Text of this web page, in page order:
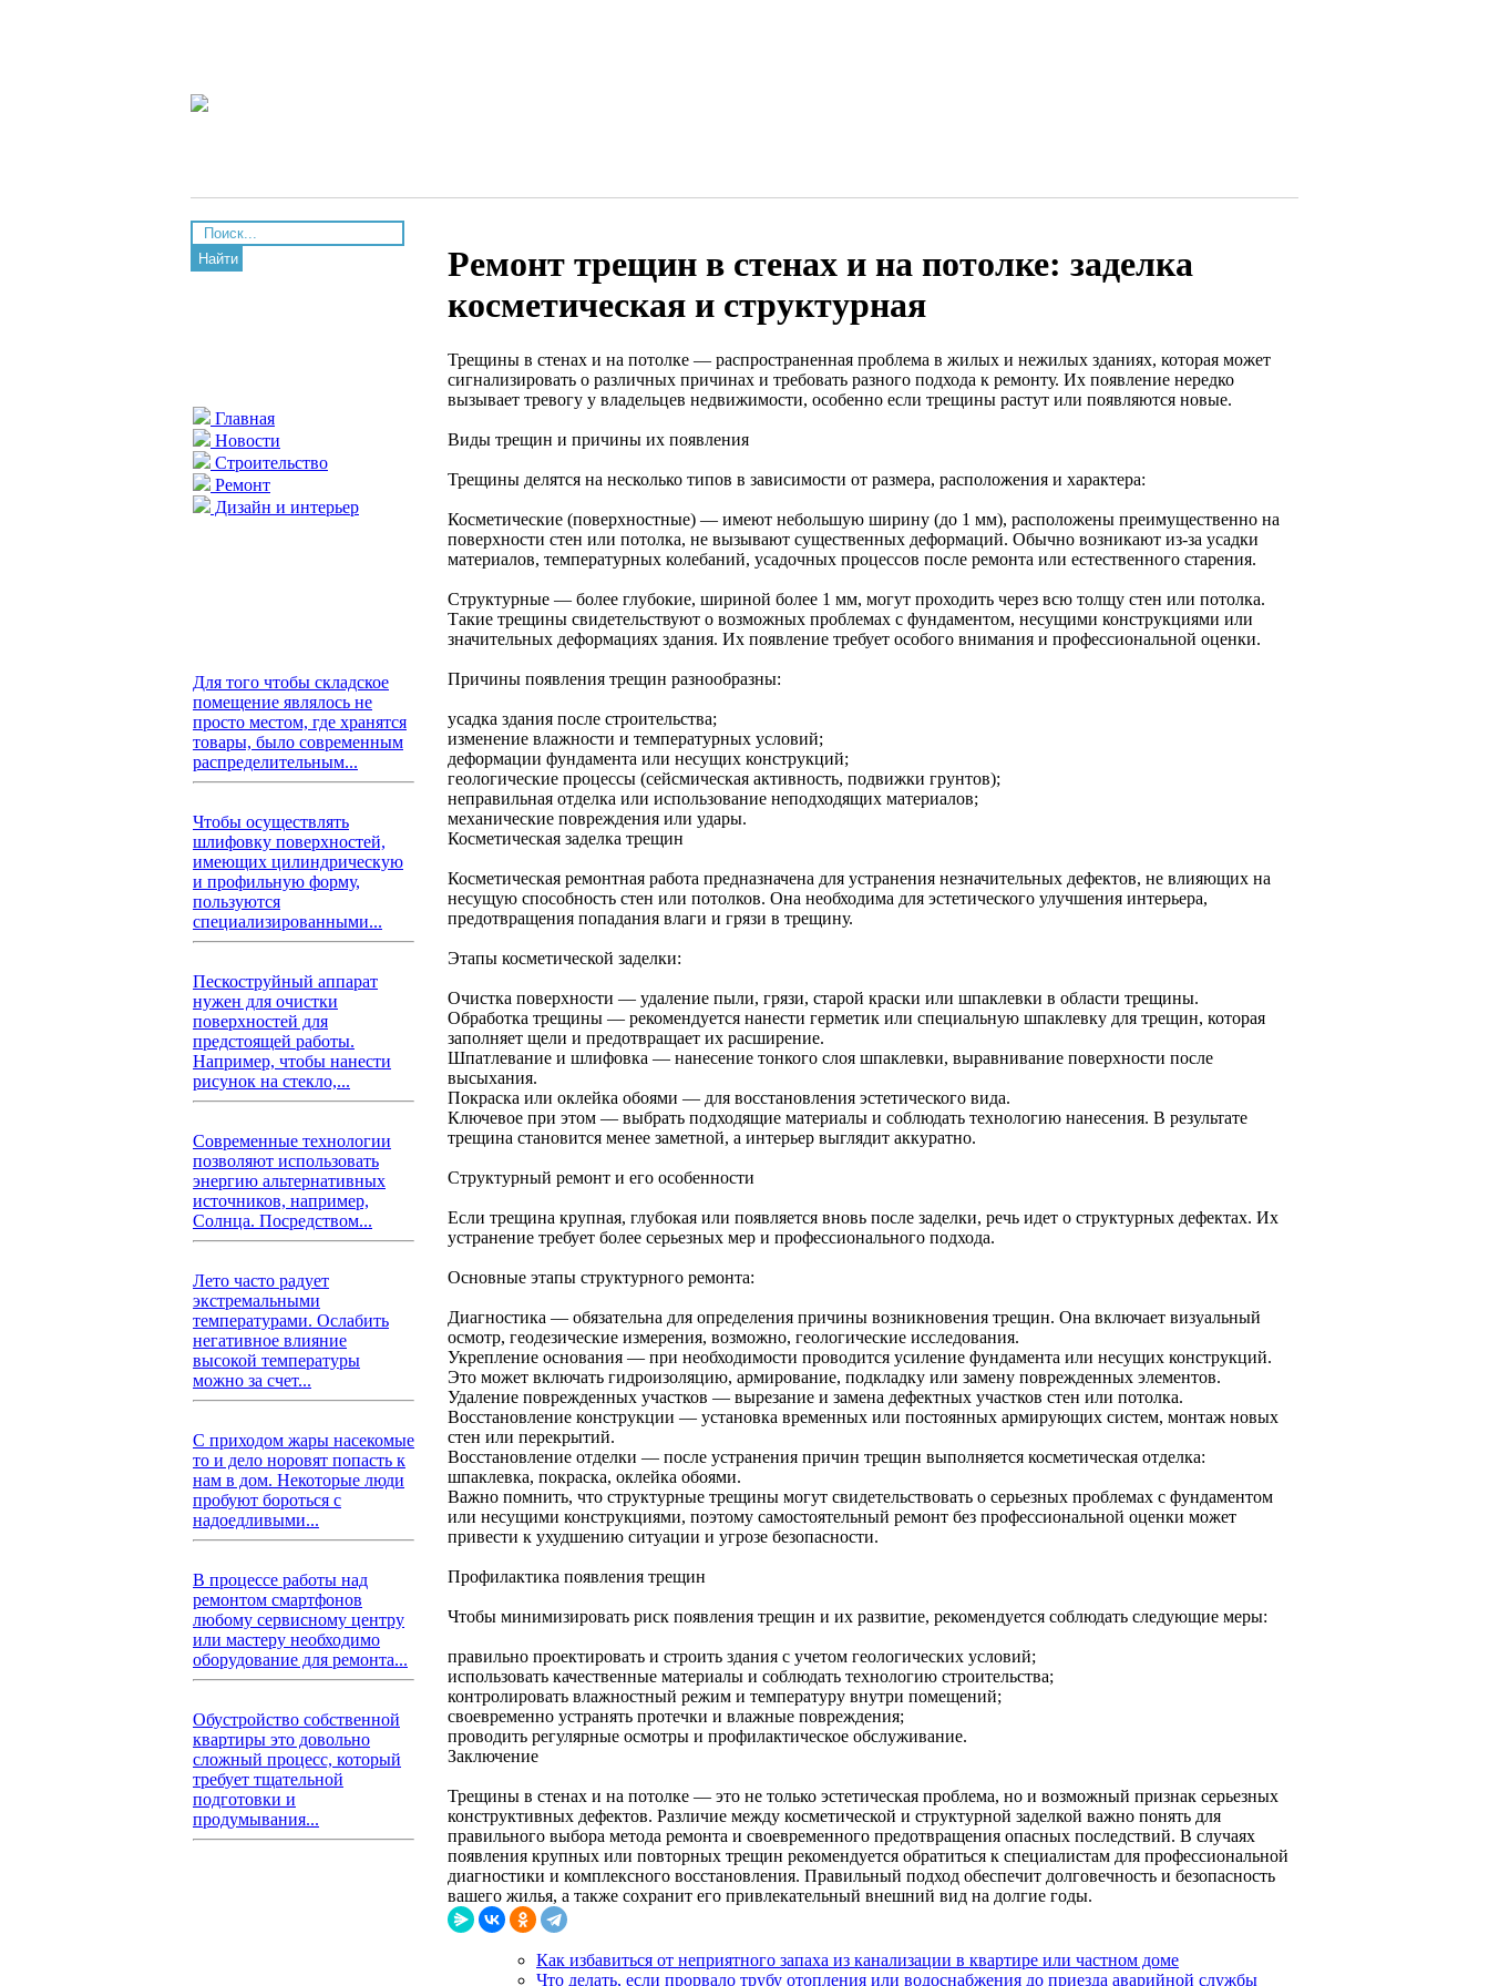
Найти
Главная
Новости
Строительство
Ремонт
Дизайн и интерьер
Для того чтобы складское
помещение являлось не
просто местом, где хранятся
товары, было современным
распределительным...
Чтобы осуществлять
шлифовку поверхностей,
имеющих цилиндрическую
и профильную форму,
пользуются
специализированными...
Пескоструйный аппарат
нужен для очистки
поверхностей для
предстоящей работы.
Например, чтобы нанести
рисунок на стекло,...
Современные технологии
позволяют использовать
энергию альтернативных
источников, например,
Солнца. Посредством...
Лето часто радует
экстремальными
температурами. Ослабить
негативное влияние
высокой температуры
можно за счет...
С приходом жары насекомые
то и дело норовят попасть к
нам в дом. Некоторые люди
пробуют бороться с
надоедливыми...
В процессе работы над
ремонтом смартфонов
любому сервисному центру
или мастеру необходимо
оборудование для ремонта...
Обустройство собственной
квартиры это довольно
сложный процесс, который
требует тщательной
подготовки и
продумывания...
Ремонт трещин в стенах и на потолке: заделка
косметическая и структурная
Трещины в стенах и на потолке — распространенная проблема в жилых и нежилых зданиях, которая может
сигнализировать о различных причинах и требовать разного подхода к ремонту. Их появление нередко
вызывает тревогу у владельцев недвижимости, особенно если трещины растут или появляются новые.
Виды трещин и причины их появления
Трещины делятся на несколько типов в зависимости от размера, расположения и характера:
Косметические (поверхностные) — имеют небольшую ширину (до 1 мм), расположены преимущественно на
поверхности стен или потолка, не вызывают существенных деформаций. Обычно возникают из-за усадки
материалов, температурных колебаний, усадочных процессов после ремонта или естественного старения.
Структурные — более глубокие, шириной более 1 мм, могут проходить через всю толщу стен или потолка.
Такие трещины свидетельствуют о возможных проблемах с фундаментом, несущими конструкциями или
значительных деформациях здания. Их появление требует особого внимания и профессиональной оценки.
Причины появления трещин разнообразны:
усадка здания после строительства;
изменение влажности и температурных условий;
деформации фундамента или несущих конструкций;
геологические процессы (сейсмическая активность, подвижки грунтов);
неправильная отделка или использование неподходящих материалов;
механические повреждения или удары.
Косметическая заделка трещин
Косметическая ремонтная работа предназначена для устранения незначительных дефектов, не влияющих на
несущую способность стен или потолков. Она необходима для эстетического улучшения интерьера,
предотвращения попадания влаги и грязи в трещину.
Этапы косметической заделки:
Очистка поверхности — удаление пыли, грязи, старой краски или шпаклевки в области трещины.
Обработка трещины — рекомендуется нанести герметик или специальную шпаклевку для трещин, которая
заполняет щели и предотвращает их расширение.
Шпатлевание и шлифовка — нанесение тонкого слоя шпаклевки, выравнивание поверхности после
высыхания.
Покраска или оклейка обоями — для восстановления эстетического вида.
Ключевое при этом — выбрать подходящие материалы и соблюдать технологию нанесения. В результате
трещина становится менее заметной, а интерьер выглядит аккуратно.
Структурный ремонт и его особенности
Если трещина крупная, глубокая или появляется вновь после заделки, речь идет о структурных дефектах. Их
устранение требует более серьезных мер и профессионального подхода.
Основные этапы структурного ремонта:
Диагностика — обязательна для определения причины возникновения трещин. Она включает визуальный
осмотр, геодезические измерения, возможно, геологические исследования.
Укрепление основания — при необходимости проводится усиление фундамента или несущих конструкций.
Это может включать гидроизоляцию, армирование, подкладку или замену поврежденных элементов.
Удаление поврежденных участков — вырезание и замена дефектных участков стен или потолка.
Восстановление конструкции — установка временных или постоянных армирующих систем, монтаж новых
стен или перекрытий.
Восстановление отделки — после устранения причин трещин выполняется косметическая отделка:
шпаклевка, покраска, оклейка обоями.
Важно помнить, что структурные трещины могут свидетельствовать о серьезных проблемах с фундаментом
или несущими конструкциями, поэтому самостоятельный ремонт без профессиональной оценки может
привести к ухудшению ситуации и угрозе безопасности.
Профилактика появления трещин
Чтобы минимизировать риск появления трещин и их развитие, рекомендуется соблюдать следующие меры:
правильно проектировать и строить здания с учетом геологических условий;
использовать качественные материалы и соблюдать технологию строительства;
контролировать влажностный режим и температуру внутри помещений;
своевременно устранять протечки и влажные повреждения;
проводить регулярные осмотры и профилактическое обслуживание.
Заключение
Трещины в стенах и на потолке — это не только эстетическая проблема, но и возможный признак серьезных
конструктивных дефектов. Различие между косметической и структурной заделкой важно понять для
правильного выбора метода ремонта и своевременного предотвращения опасных последствий. В случаях
появления крупных или повторных трещин рекомендуется обратиться к специалистам для профессиональной
диагностики и комплексного восстановления. Правильный подход обеспечит долговечность и безопасность
вашего жилья, а также сохранит его привлекательный внешний вид на долгие годы.
Как избавиться от неприятного запаха из канализации в квартире или частном доме
Что делать, если прорвало трубу отопления или водоснабжения до приезда аварийной службы